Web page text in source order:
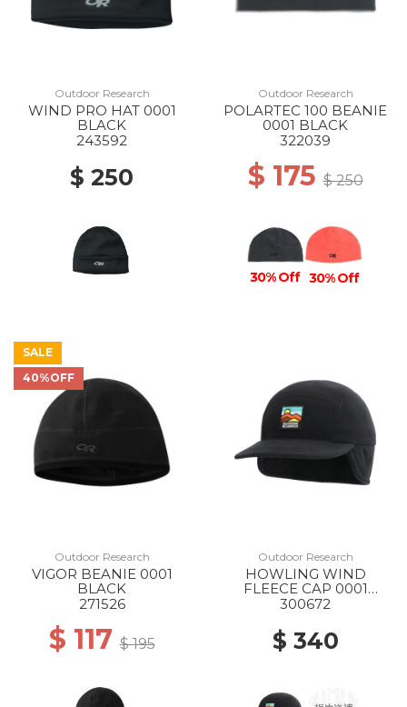
Outdoor Research
WIND PRO HAT 0001
BLACK
243592
$ 250
Outdoor Research
POLARTEC 100 BEANIE
0001 BLACK
322039
$ 175$ 250
30% Off 30% Off
SALE
40%OFF
Outdoor Research
VIGOR BEANIE 0001
BLACK
271526
$ 117$ 195
Outdoor Research
HOWLING WIND
FLEECE CAP 0001
BLACK
300672
$ 340